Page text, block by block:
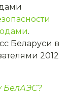
.
Беларуси в
2012
БелАЭС?